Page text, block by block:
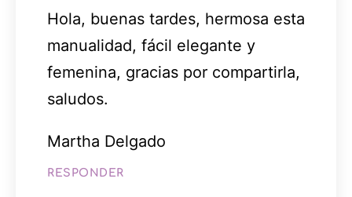
Hola, buenas tardes, hermosa esta
manualidad, fácil elegante y
femenina, gracias por compartirla,
saludos.
Martha Delgado
RESPONDER